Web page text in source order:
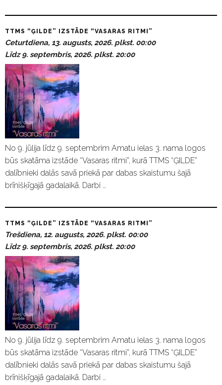
TTMS “ĢILDE” IZSTĀDE “VASARAS RITMI”
Ceturtdiena, 13. augusts, 2026. plkst. 00:00
Līdz 9. septembris, 2026. plkst. 20:00
No 9. jūlija līdz 9. septembrim Amatu ielas 3. nama logos
būs skatāma izstāde “Vasaras ritmi”, kurā TTMS “ĢILDE”
dalībnieki dalās savā priekā par dabas skaistumu šajā
brīnišķīgajā gadalaikā. Darbi …
TTMS “ĢILDE” IZSTĀDE “VASARAS RITMI”
Trešdiena, 12. augusts, 2026. plkst. 00:00
Līdz 9. septembris, 2026. plkst. 20:00
No 9. jūlija līdz 9. septembrim Amatu ielas 3. nama logos
būs skatāma izstāde “Vasaras ritmi”, kurā TTMS “ĢILDE”
dalībnieki dalās savā priekā par dabas skaistumu šajā
brīnišķīgajā gadalaikā. Darbi …